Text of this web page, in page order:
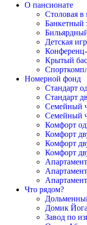
О пансионате
Столовая
Банкетный
Детская
Крытый
Номерной фонд
Cтандарт
Cтандарт
Семейный
Семейный
Комфорт
Комфорт
Комфорт
Комфорт
Что рядом?
Домик Йога
Завод по